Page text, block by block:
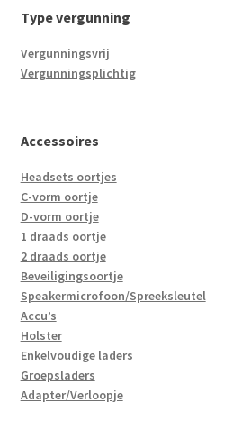
Type vergunning
Vergunningsvrij
Vergunningsplichtig
Accessoires
Headsets oortjes
C-vorm oortje
D-vorm oortje
1 draads oortje
2 draads oortje
Beveiligingsoortje
Speakermicrofoon/Spreeksleutel
Accu’s
Holster
Enkelvoudige laders
Groepsladers
Adapter/Verloopje